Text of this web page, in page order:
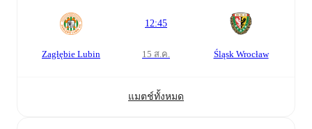
Zagłębie Lubin
12:45
15 ส.ค. Śląsk Wrocław
แมตช์ทั้งหมด